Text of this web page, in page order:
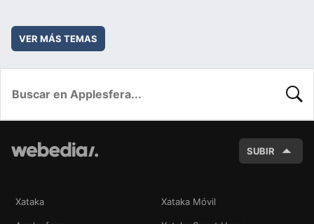
VER MÁS TEMAS
SUBIR
Xataka Xataka Móvil